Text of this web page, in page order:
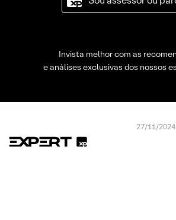
Invista melhor com as
e análises exclusivas dos nossos
27/11/2024